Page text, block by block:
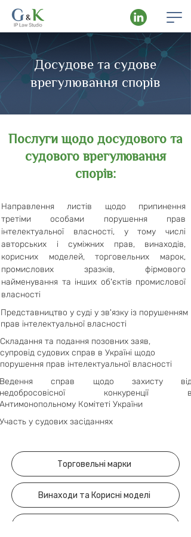
Досудове та судове
врегулювання спорів
Послуги щодо досудового та
судового врегулювання
спорів:
Направлення листів щодо припинення
третіми особами порушення прав
інтелектуальної власності, у тому числі
авторських і суміжних прав, винаходів,
корисних моделей, торговельних марок,
промислових зразків, фірмового
найменування та інших об'єктів промислової
власності
Представництво у суді у зв'язку із порушенням
прав інтелектуальної власності
Складання та подання позовних заяв,
супровід судових справ в Україні щодо
порушення прав інтелектуальної власності
Ведення справ щодо захисту від
недобросовісної конкуренції в
Антимонопольному Комітеті України
Участь у судових засіданнях
Торговельні марки
Винаходи та Корисні моделі